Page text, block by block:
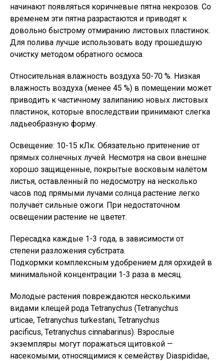
начинают появляться коричневые пятна некрозов. Со
временем эти пятна разрастаются и приводят к
довольно быстрому отмиранию листовых пластинок.
Для полива лучше использовать воду прошедшую
очистку методом обратного осмоса.
Относительная влажность воздуха 50-70 %. Низкая
влажность воздуха (менее 45 %) в помещении может
приводить к частичному залипанию новых листовых
пластинок, которые впоследствии принимают слегка
ладьеобразную форму.
Освещение: 10-15 кЛк. Обязательно притенение от
прямых солнечных лучей. Несмотря на свои внешне
хорошо защищенные, покрытые восковым налётом
листья, оставленный по недосмотру на несколько
часов под прямыми лучами солнца растение легко
получает сильные ожоги. При недостаточном
освещении растение не цветет.
Пересадка каждые 1-3 года, в зависимости от
степени разложения субстрата.
Подкормки комплексным удобрением для орхидей в
минимальной концентрации 1-3 раза в месяц.
Молодые растения повреждаются несколькими
видами клещей рода Tetranychus (Tetranychus
urticae, Tetranychus turkestani, Tetranychus
pacificus, Tetranychus cinnabarinus). Взрослые
экземпляры могут поражаться щитовкой —
насекомыми, относящимися к семейству Diaspididae,